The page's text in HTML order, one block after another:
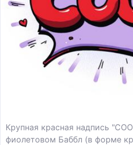
Крупная красная надпись
фиолетовом Баббл (в форме